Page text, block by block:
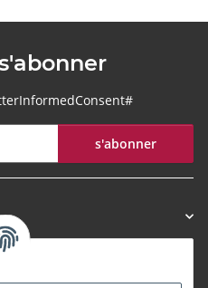
s'abonner